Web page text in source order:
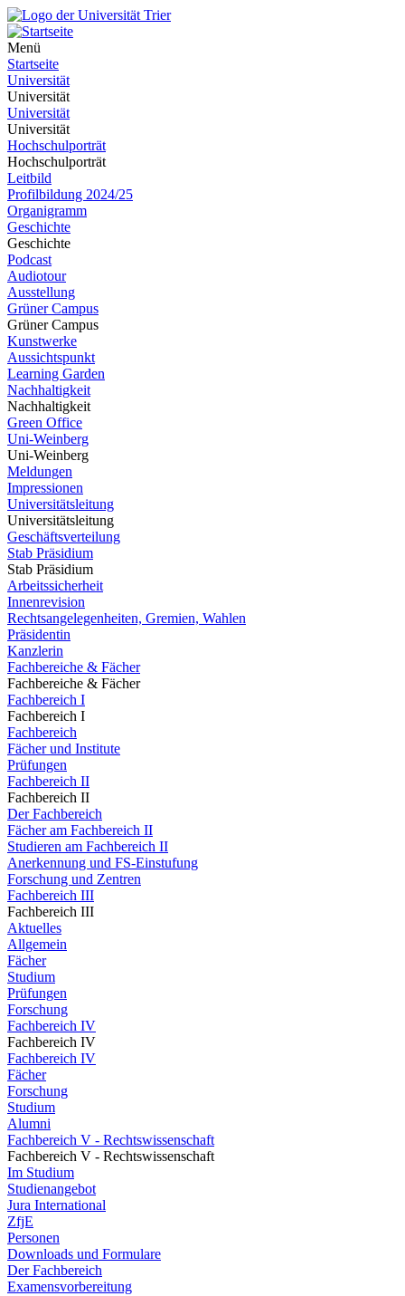
Menü
Startseite
Universität
Universität
Universität
Universität
Hochschulporträt
Hochschulporträt
Leitbild
Profilbildung 2024/25
Organigramm
Geschichte
Geschichte
Podcast
Audiotour
Ausstellung
Grüner Campus
Grüner Campus
Kunstwerke
Aussichtspunkt
Learning Garden
Nachhaltigkeit
Nachhaltigkeit
Green Office
Uni-Weinberg
Uni-Weinberg
Meldungen
Impressionen
Universitätsleitung
Universitätsleitung
Geschäftsverteilung
Stab Präsidium
Stab Präsidium
Arbeitssicherheit
Innenrevision
Rechtsangelegenheiten, Gremien, Wahlen
Präsidentin
Kanzlerin
Fachbereiche & Fächer
Fachbereiche & Fächer
Fachbereich I
Fachbereich I
Fachbereich
Fächer und Institute
Prüfungen
Fachbereich II
Fachbereich II
Der Fachbereich
Fächer am Fachbereich II
Studieren am Fachbereich II
Anerkennung und FS-Einstufung
Forschung und Zentren
Fachbereich III
Fachbereich III
Aktuelles
Allgemein
Fächer
Studium
Prüfungen
Forschung
Fachbereich IV
Fachbereich IV
Fachbereich IV
Fächer
Forschung
Studium
Alumni
Fachbereich V - Rechtswissenschaft
Fachbereich V - Rechtswissenschaft
Im Studium
Studienangebot
Jura International
ZfjE
Personen
Downloads und Formulare
Der Fachbereich
Examensvorbereitung